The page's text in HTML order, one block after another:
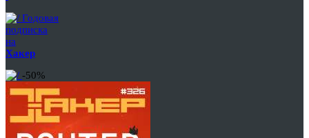
Годовая
подписка
на
Хакер
-50%